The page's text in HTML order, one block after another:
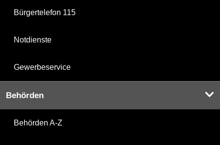
Bürgertelefon 115
Notdienste
Gewerbeservice
Behörden
Behörden A-Z